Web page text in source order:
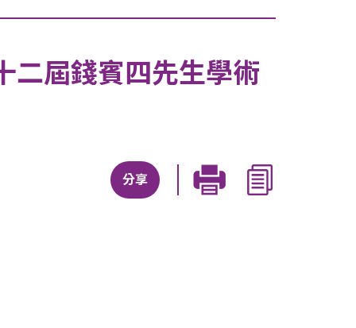
二屆錢賓四先生學術
分享